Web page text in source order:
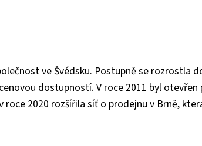
ve Švédsku. Postupně se rozrostla
dostupností. V roce 2011 byl otevřen
roce 2020 rozšířila síť o prodejnu v Brně,